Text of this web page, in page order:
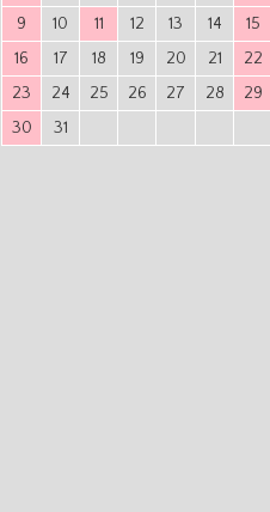
9
10 11 12 13 14
15
16
17 18 19 20 21
22
23
24 25 26 27 28
29
30
31